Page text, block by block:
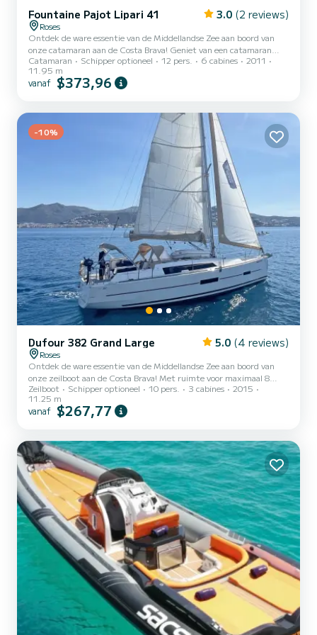
Fountaine Pajot Lipari 41 3.0 (2 reviews)
Roses
Ontdek de ware essentie van de Middellandse Zee aan boord van
onze catamaran aan de Costa Brava! Geniet van een catamaran
tegen een superprijs! Met ruimte voor maximaal 12 personen,
kiezen wij bij Brava Charter voor deze catamaran vanwege zijn
prestaties, comfort en kenmerken. Zijn aard stelt ons in staat om
eenpersoonshutten kan de catamaran comfortabel plaats bieden
aan maximaa...
Catamaran Schipper optioneel 12 pers. 6 cabines
2011
11.95 m
vanaf $373,96
-10%
Dufour 382 Grand Large 5.0 (4 reviews)
Roses
Ontdek de ware essentie van de Middellandse Zee aan boord van
onze zeilboot aan de Costa Brava! Met ruimte voor maximaal 8
personen, hebben we bij Brava Charter voor deze zeilboot gekozen
vanwege zijn prestaties, interieurafwerking en kenmerken. Zijn
aard stelt ons in staat om een boot te hebben voor seizoensverhuur
maximaal 6 personen voor overnachtingen, met een unieke nac...
Zeilboot Schipper optioneel 10 pers. 3 cabines
2015
11.25 m
vanaf $267,77